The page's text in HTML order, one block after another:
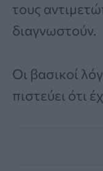
τους
διαγνωστούν.
Οι βασικοί
πιστεύει ότι